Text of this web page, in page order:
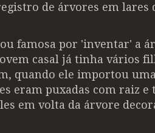
de árvores em lares
famosa por 'inventar' a
casal já tinha vários
quando ele importou
eram puxadas com raiz
em volta da árvore